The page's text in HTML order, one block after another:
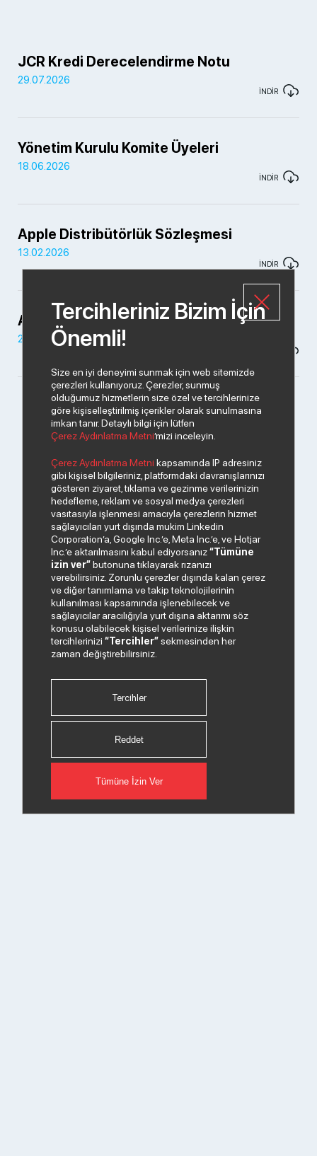
JCR Kredi Derecelendirme Notu
29.07.2026
İNDİR
Yönetim Kurulu Komite Üyeleri
18.06.2026
İNDİR
Apple Distribütörlük Sözleşmesi
13.02.2026
İNDİR
Apple Distribütörlük Sözleşmesi
27.01.2026
Tercihleriniz Bizim İçin
Önemli!
Size en iyi deneyimi sunmak için web sitemizde
çerezleri kullanıyoruz. Çerezler, sunmuş
olduğumuz hizmetlerin size özel ve tercihlerinize
göre kişiselleştirilmiş içerikler olarak sunulmasına
imkan tanır. Detaylı bilgi için lütfen
Çerez Aydınlatma Metni’mizi inceleyin.
Çerez Aydınlatma Metni kapsamında IP adresiniz
gibi kişisel bilgileriniz, platformdaki davranışlarınızı
gösteren ziyaret, tıklama ve gezinme verilerinizin
hedefleme, reklam ve sosyal medya çerezleri
vasıtasıyla işlenmesi amacıyla çerezlerin hizmet
sağlayıcıları yurt dışında mukim Linkedin
Corporation’a, Google Inc.’e, Meta Inc.’e, ve Hotjar
Inc.’e aktarılmasını kabul ediyorsanız“Tümüne
izin ver”butonuna tıklayarak rızanızı
verebilirsiniz. Zorunlu çerezler dışında kalan çerez
ve diğer tanımlama ve takip teknolojilerinin
kullanılması kapsamında işlenebilecek ve
sağlayıcılar aracılığıyla yurt dışına aktarımı söz
konusu olabilecek kişisel verilerinize ilişkin
tercihlerinizi“Tercihler”sekmesinden her
zaman değiştirebilirsiniz.
Tercihler
Reddet
Tümüne İzin Ver